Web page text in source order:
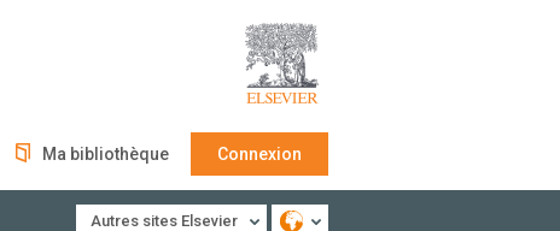
Ma bibliothèque Connexion
Autres sites Elsevier